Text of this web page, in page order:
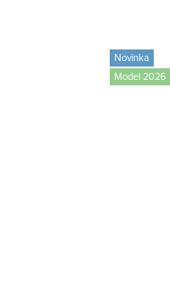
Novinka
Model 2026